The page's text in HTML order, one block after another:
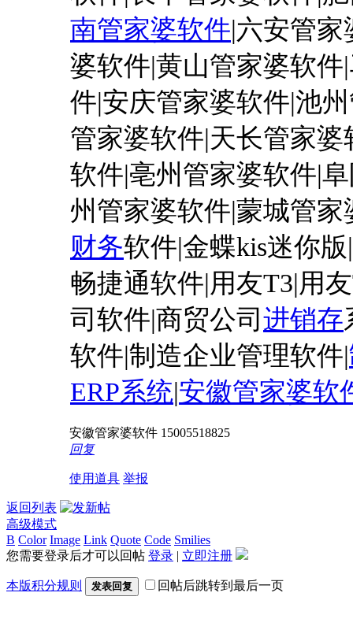
南管家婆软件|六安管家
婆软件|黄山管家婆软
件|安庆管家婆软件|池
管家婆软件|天长管家
软件|亳州管家婆软件|
州管家婆软件|蒙城管
财务软件|金蝶kis迷你
畅捷通软件|用友T3|用
司软件|商贸公司 进销存
软件|制造企业管理软件|
ERP系统|安徽管家婆软
安徽管家婆软件 15005518825
回复
使用道具 举报
返回列表
高级模式
B Color Image Link Quote Code Smilies
您需要登录后才可以回帖 登录 | 立即注册
本版积分规则 发表回复 回帖后跳转到最后一页